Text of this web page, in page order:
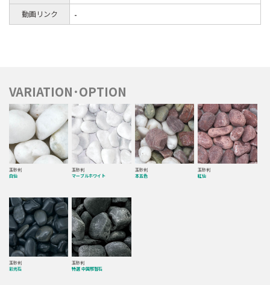
動画リンク
-
VARIATION･OPTION
玉砂利
白仙
玉砂利
マーブルホワイト
玉砂利
本五色
玉砂利
紅仙
玉砂利
彩光石
玉砂利
特選 中国那智石